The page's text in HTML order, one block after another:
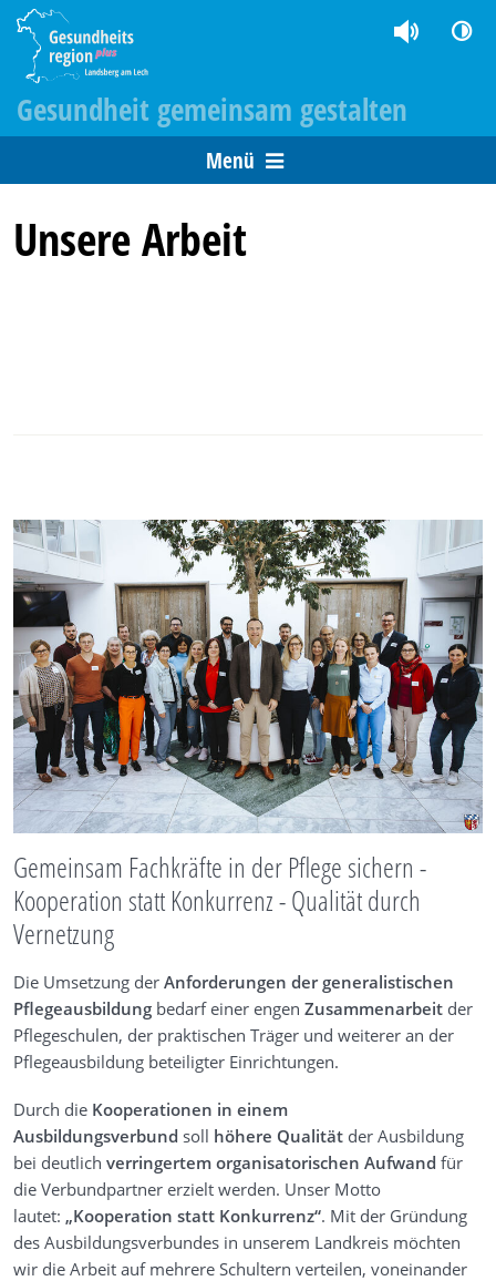
Gesundheit gemeinsam gestalten
Menü
Unsere Arbeit
Gemeinsam Fachkräfte in der Pflege sichern -
Kooperation statt Konkurrenz - Qualität durch
Vernetzung
Die Umsetzung derAnforderungen der generalistischen
Pflegeausbildung bedarf einer engenZusammenarbeit der
Pflegeschulen, der praktischen Träger und weiterer an der
Pflegeausbildung beteiligter Einrichtungen.
Durch die Kooperationen in einem
Ausbildungsverbund soll höhere Qualität der Ausbildung
bei deutlichverringertem organisatorischen Aufwand für
die Verbundpartner erzielt werden. Unser Motto
lautet: „Kooperation statt Konkurrenz“. Mit der Gründung
des Ausbildungsverbundes in unserem Landkreis möchten
wir die Arbeit auf mehrere Schultern verteilen, voneinander